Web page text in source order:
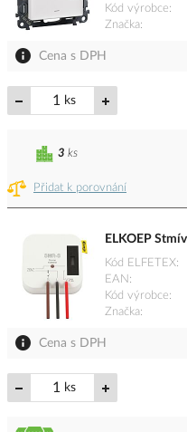
Kód výrobce
Značka
Cena s DPH
ks
Přidat k porovnání
3 ks
ELKOEP
Kód ELFETEX
EAN
Kód výrobce
Značka
Cena s DPH
ks